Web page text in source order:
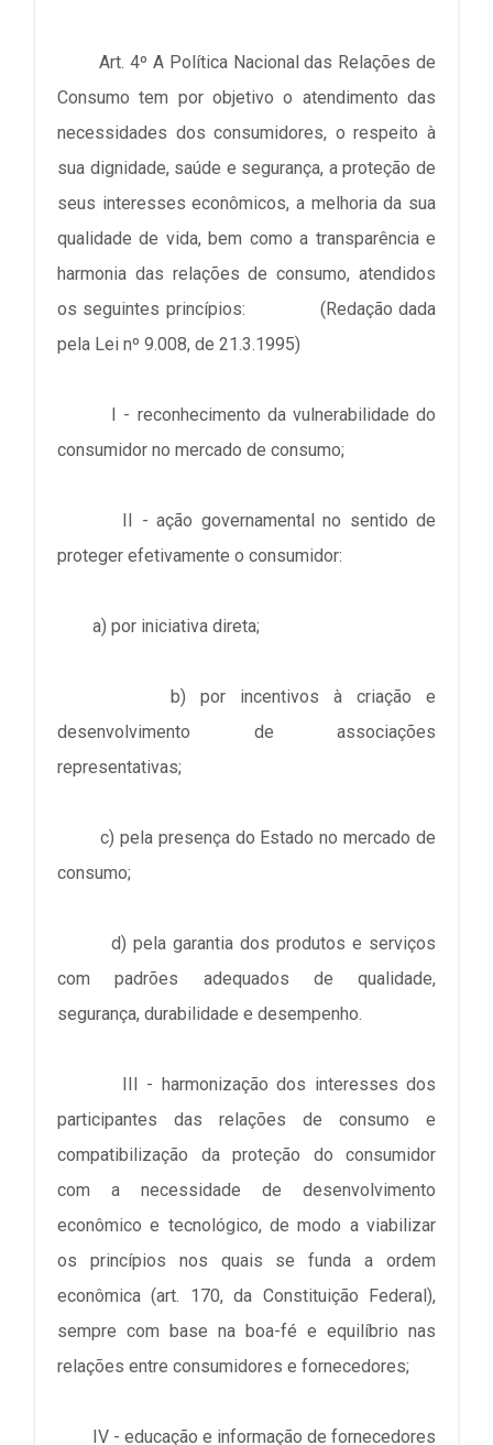
Art. 4º A Política Nacional das Relações de
Consumo tem por objetivo o atendimento das
necessidades dos consumidores, o respeito à
sua dignidade, saúde e segurança, a proteção de
seus interesses econômicos, a melhoria da sua
qualidade de vida, bem como a transparência e
harmonia das relações de consumo, atendidos
os seguintes princípios: (Redação dada
pela Lei nº 9.008, de 21.3.1995)
I - reconhecimento da vulnerabilidade do
consumidor no mercado de consumo;
II - ação governamental no sentido de
proteger efetivamente o consumidor:
a) por iniciativa direta;
b) por incentivos à criação e
desenvolvimento de associações
representativas;
c) pela presença do Estado no mercado de
consumo;
d) pela garantia dos produtos e serviços
com padrões adequados de qualidade,
segurança, durabilidade e desempenho.
III - harmonização dos interesses dos
participantes das relações de consumo e
compatibilização da proteção do consumidor
com a necessidade de desenvolvimento
econômico e tecnológico, de modo a viabilizar
os princípios nos quais se funda a ordem
econômica (art. 170, da Constituição Federal),
sempre com base na boa-fé e equilíbrio nas
relações entre consumidores e fornecedores;
IV - educação e informação de fornecedores